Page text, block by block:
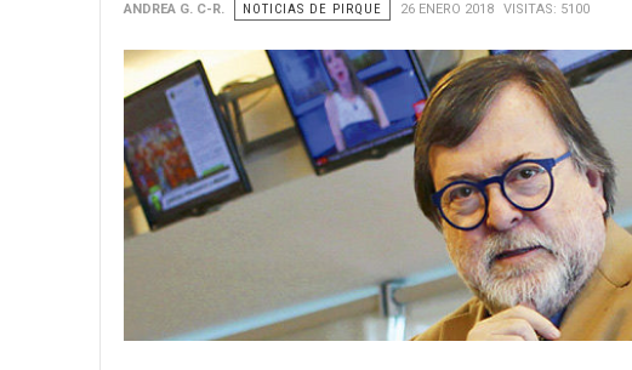
ANDREA G. C-R. NOTICIAS DE PIRQUE 26 ENERO 2018 VISITAS: 5100